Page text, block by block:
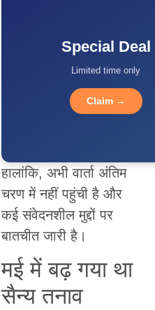
Special Deal
Limited time only
Claim →
हालांकि, अभी वार्ता अंतिम
चरण में नहीं पहुंची है और
कई संवेदनशील मुद्दों पर
बातचीत जारी है।
मई में बढ़ गया था
सैन्य तनाव